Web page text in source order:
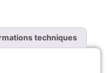
techniques